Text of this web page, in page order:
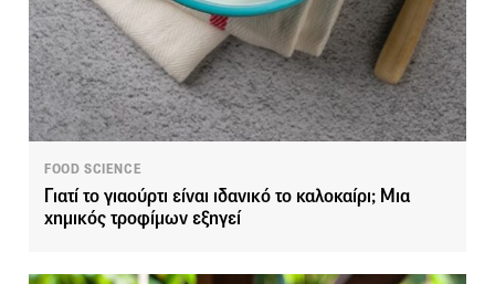
FOOD SCIENCE
Γιατί το γιαούρτι είναι ιδανικό το καλοκαίρι; Μια
χημικός τροφίμων εξηγεί